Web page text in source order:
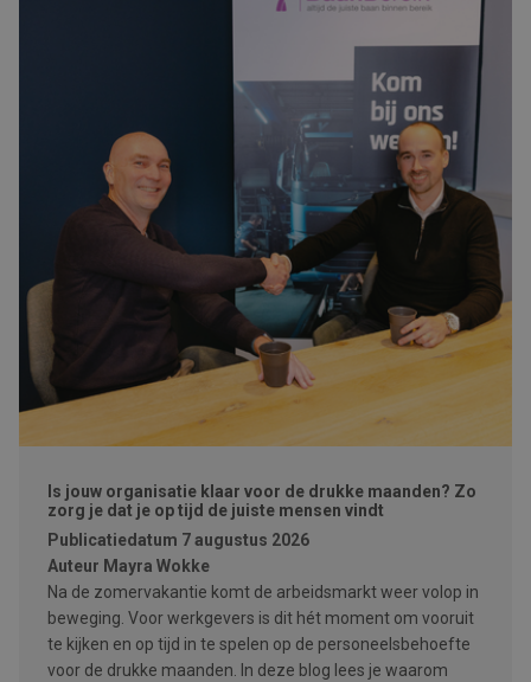
Is jouw organisatie klaar voor de drukke maanden? Zo
zorg je dat je op tijd de juiste mensen vindt
Publicatiedatum 7 augustus 2026
Auteur Mayra Wokke
Na de zomervakantie komt de arbeidsmarkt weer volop in
beweging. Voor werkgevers is dit hét moment om vooruit
te kijken en op tijd in te spelen op de personeelsbehoefte
voor de drukke maanden. In deze blog lees je waarom